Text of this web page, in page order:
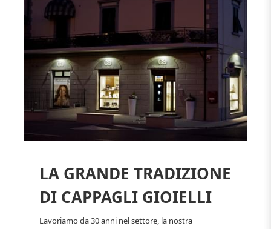
LA GRANDE TRADIZIONE
DI CAPPAGLI GIOIELLI
Lavoriamo da 30 anni nel settore, la nostra